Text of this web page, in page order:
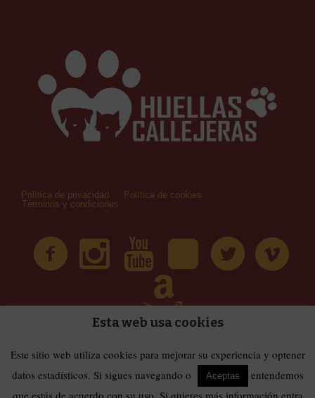
Política de privacidad
Política de cookies
Términos y condiciones
Términos y condiciones
| Huellas Callejeras © 2019 | Todos los derechos
reservados
Esta web usa cookies
Este sitio web utiliza cookies para mejorar su experiencia y optener
datos estadísticos. Si sigues navegando o
Aceptas
entendemos